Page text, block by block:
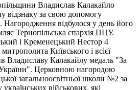
Владислав Калакайло
відзнаку за свою допомогу
Нагородження відбулося у день його
Тернопільська єпархія ПЦУ.
і Кременецький Нестор 4
Київського і всієї
Владиславу Калакайлу медаль "За
Церковною нагородою
загальноосвітньої школи №2 за
військових, які